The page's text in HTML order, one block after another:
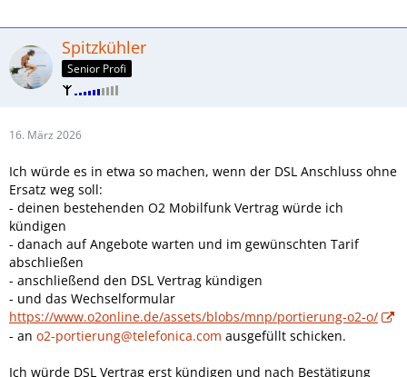
Spitzkühler
Senior Profi
16. März 2026
Ich würde es in etwa so machen, wenn der DSL Anschluss ohne
Ersatz weg soll:
- deinen bestehenden O2 Mobilfunk Vertrag würde ich
kündigen
- danach auf Angebote warten und im gewünschten Tarif
abschließen
- anschließend den DSL Vertrag kündigen
- und das Wechselformular
https://www.o2online.de/assets/blobs/mnp/portierung-o2-o/
- an o2-portierung@telefonica.com ausgefüllt schicken.
Ich würde DSL Vertrag erst kündigen und nach Bestätigung